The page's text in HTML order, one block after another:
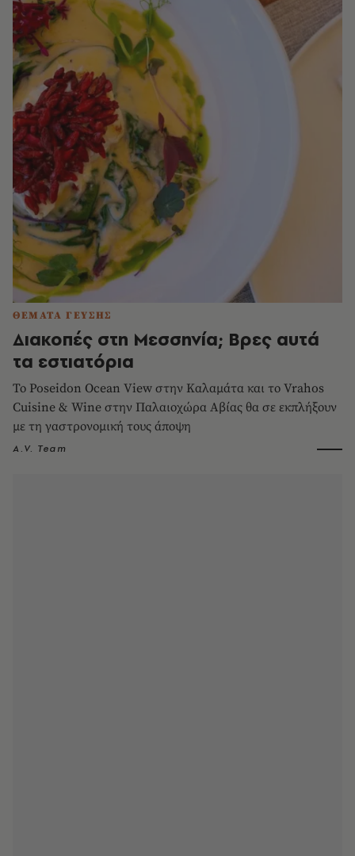
ΘΕΜΑΤΑ ΓΕΥΣΗΣ
Διακοπές στη Μεσσηνία; Βρες αυτά
τα εστιατόρια
Το Poseidon Ocean View στην Καλαμάτα και το Vrahos
Cuisine & Wine στην Παλαιοχώρα Αβίας θα σε εκπλήξουν
με τη γαστρονομική τους άποψη
A.V. Team